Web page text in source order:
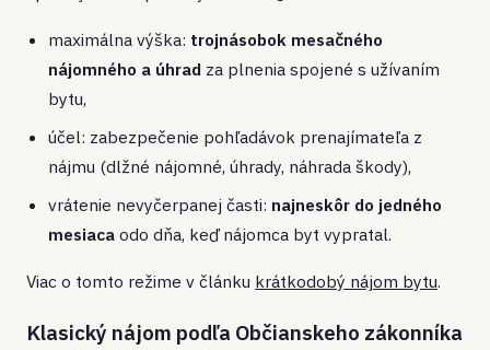
maximálna výška: trojnásobok mesačného
nájomného a úhrad za plnenia spojené s užívaním
bytu,
účel: zabezpečenie pohľadávok prenajímateľa z
nájmu (dlžné nájomné, úhrady, náhrada škody),
vrátenie nevyčerpanej časti: najneskôr do jedného
mesiaca odo dňa, keď nájomca byt vypratal.
Viac o tomto režime v článku krátkodobý nájom bytu.
Klasický nájom podľa Občianskeho zákonníka